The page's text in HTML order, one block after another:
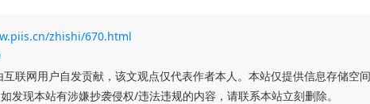
zhishi/670.html
联网用户自发贡献，该文观点仅代表作者本人。本站仅提供信息存储空
发现本站有涉嫌抄袭侵权/违法违规的内容，请联系本站立刻删除。